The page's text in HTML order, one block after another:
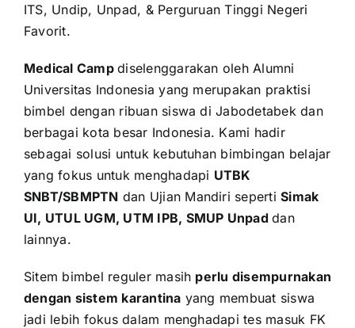
ITS, Undip, Unpad, & Perguruan Tinggi Negeri
Favorit.
Medical Campdiselenggarakan oleh Alumni
Universitas Indonesia yang merupakan praktisi
bimbel dengan ribuan siswa di Jabodetabek dan
berbagai kota besar Indonesia. Kami hadir
sebagai solusi untuk kebutuhan bimbingan belajar
yang fokus untuk menghadapi UTBK
SNBT/SBMPTN dan Ujian Mandiri sepertiSimak
UI, UTUL UGM, UTM IPB, SMUP Unpaddan
lainnya.
Sitem bimbel reguler masih perlu disempurnakan
dengan sistem karantina yang membuat siswa
jadi lebih fokus dalam menghadapi tes masuk FK